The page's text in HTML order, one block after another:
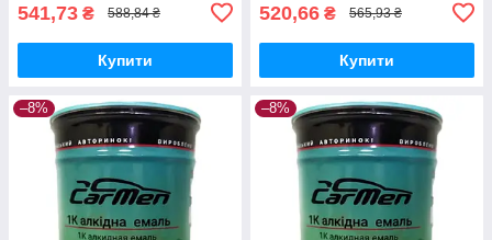
541,73 ₴ 588,84 ₴
Купити
520,66 ₴ 565,93 ₴
Купити
–8% –8%